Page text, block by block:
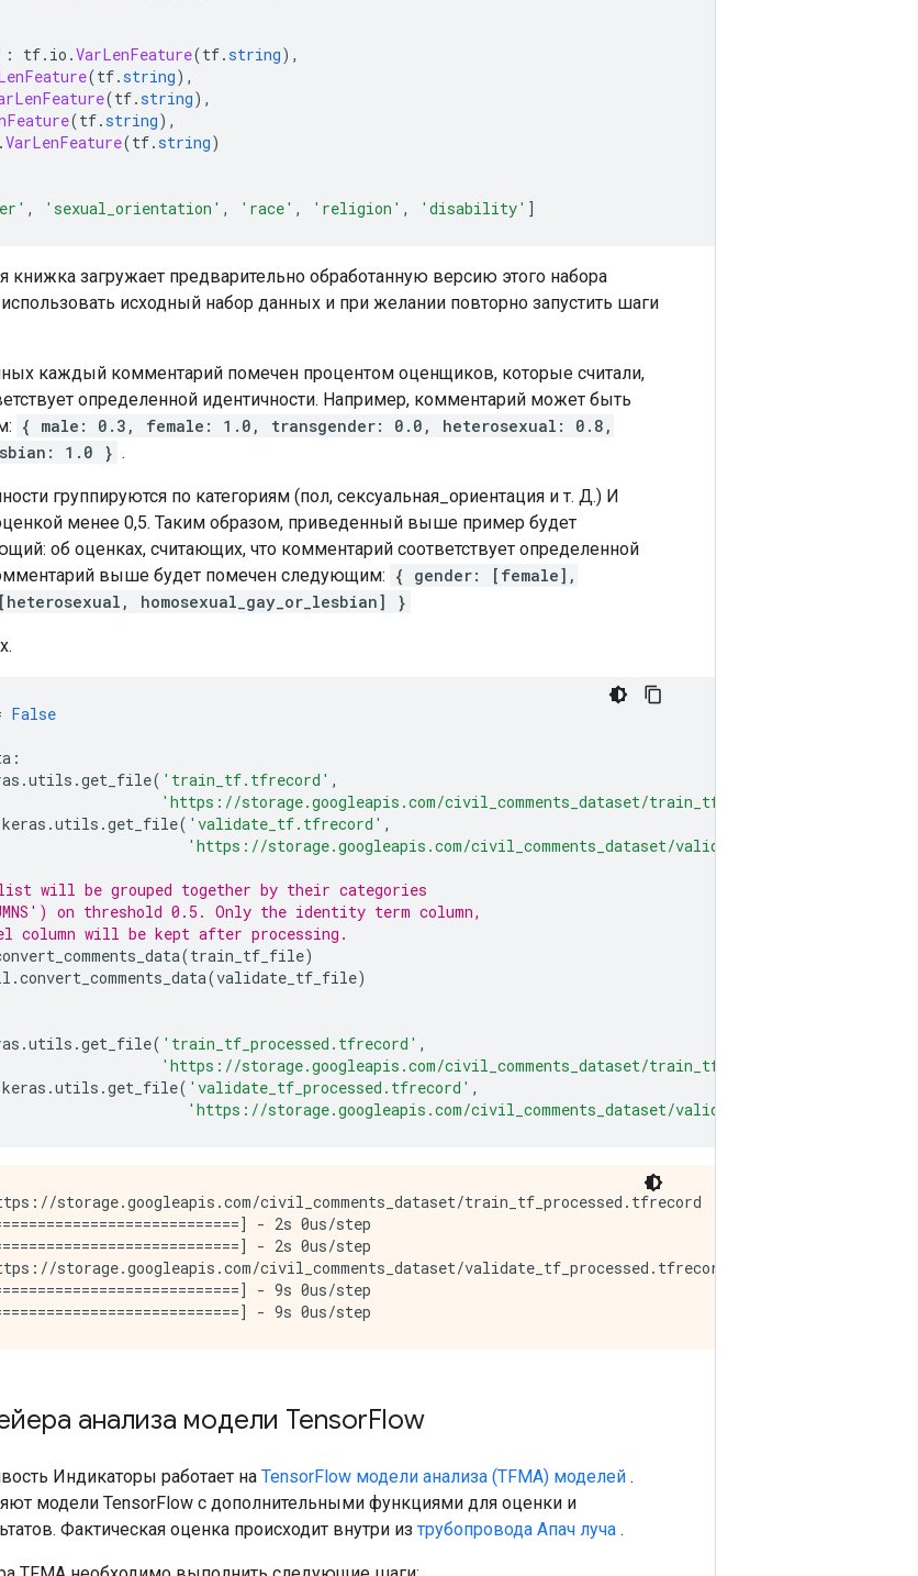
: tf. io .VarLenFeature(tf.string),
(tf.string),
(tf.string),
(tf.string),
.VarLenFeature(tf.string)
, 'sexual_orientation' , 'race' , 'religion' , 'disability' ]
книжка загружает предварительно обработанную версию этого набора
исходный набор данных и при желании повторно запустить шаги
каждый комментарий помечен процентом оценщиков, которые считали,
определенной идентичности. Например, комментарий может быть
{ male: 0.3, female: 1.0, transgender: 0.0, heterosexual: 0.8,
1.0 } .
группируются по категориям (пол, сексуальная_ориентация и т. Д.) И
менее 0,5. Таким образом, приведенный выше пример будет
об оценках, считающих, что комментарий соответствует определенной
выше будет помечен следующим: { gender: [female],
homosexual_gay_or_lesbian] }
False
:
.utils .get_file( 'train_tf.tfrecord' ,
'https://storage.googleapis.com/civil_comments_dataset/train_tf.tfrecord'
keras .utils .get_file( 'validate_tf.tfrecord' ,
'https://storage.googleapis.com/civil_comments_dataset/validate_tf.tfrecord'
will be grouped together by their categories
on threshold 0.5. Only the identity term column,
column will be kept after processing.
(train_tf_file)
.convert_comments_data(validate_tf_file)
.utils .get_file( 'train_tf_processed.tfrecord' ,
'https://storage.googleapis.com/civil_comments_dataset/train_tf_processed.tfrecord'
keras .utils .get_file( 'validate_tf_processed.tfrecord' ,
'https://storage.googleapis.com/civil_comments_dataset/
storage.googleapis.com/civil_comments_dataset/train_tf_processed.tfrecord
- 2s 0us/step
- 2s 0us/step
storage.googleapis.com/civil_comments_dataset/validate_tf_processed.tfrecord
- 9s 0us/step
анализа модели TensorFlow
Индикаторы работает на TensorFlow модели анализа (TFMA) моделей .
модели TensorFlow с дополнительными функциями для оценки и
Фактическая оценка происходит внутри из трубопровода Апач луча .